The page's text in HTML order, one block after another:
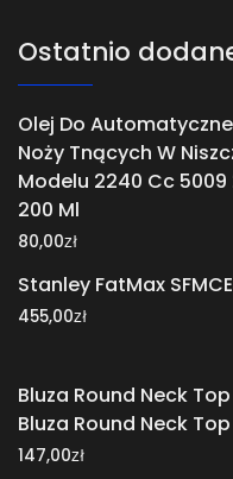
Ostatnio
Olej Do
Noży Tnących W
Modelu 2240 Cc
200 Ml
80,00zł
Stanley FatMax
455,00zł
Bluza Round Neck
Bluza Round Neck Top
147,00zł